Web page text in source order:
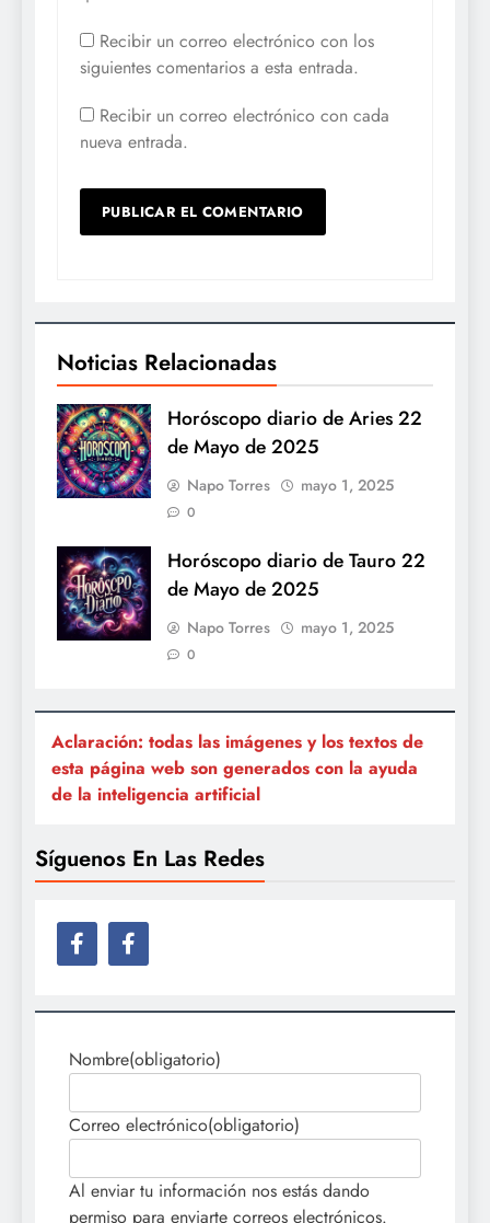
Recibir un correo electrónico con los
siguientes comentarios a esta entrada.
Recibir un correo electrónico con cada
nueva entrada.
Noticias Relacionadas
Horóscopo diario de Aries 22
de Mayo de 2025
Napo Torres mayo 1, 2025
0
Horóscopo diario de Tauro 22
de Mayo de 2025
Napo Torres mayo 1, 2025
0
Aclaración: todas las imágenes y los textos de
esta página web son generados con la ayuda
de la inteligencia artificial
Síguenos En Las Redes
Nombre(obligatorio)
Correo electrónico(obligatorio)
Al enviar tu información nos estás dando
permiso para enviarte correos electrónicos.